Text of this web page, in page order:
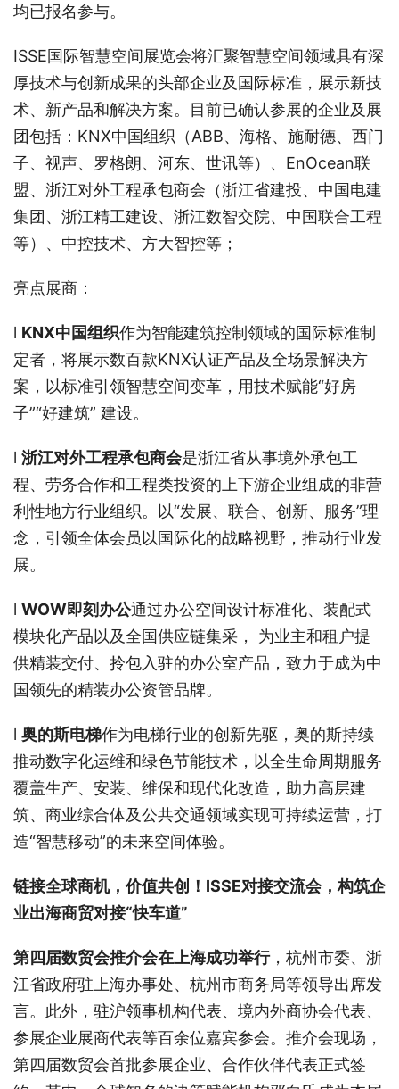
均已报名参与。
ISSE国际智慧空间展览会将汇聚智慧空间领域具有深
厚技术与创新成果的头部企业及国际标准，展示新技
术、新产品和解决方案。目前已确认参展的企业及展
团包括：KNX中国组织（ABB、海格、施耐德、西门
子、视声、罗格朗、河东、世讯等）、EnOcean联
盟、浙江对外工程承包商会（浙江省建投、中国电建
集团、浙江精工建设、浙江数智交院、中国联合工程
等）、中控技术、方大智控等；
亮点展商：
l KNX中国组织作为智能建筑控制领域的国际标准制
定者，将展示数百款KNX认证产品及全场景解决方
案，以标准引领智慧空间变革，用技术赋能“好房
子”“好建筑” 建设。
l 浙江对外工程承包商会是浙江省从事境外承包工
程、劳务合作和工程类投资的上下游企业组成的非营
利性地方行业组织。以“发展、联合、创新、服务”理
念，引领全体会员以国际化的战略视野，推动行业发
展。
l WOW即刻办公通过办公空间设计标准化、装配式
模块化产品以及全国供应链集采， 为业主和租户提
供精装交付、拎包入驻的办公室产品，致力于成为中
国领先的精装办公资管品牌。
l 奥的斯电梯作为电梯行业的创新先驱，奥的斯持续
推动数字化运维和绿色节能技术，以全生命周期服务
覆盖生产、安装、维保和现代化改造，助力高层建
筑、商业综合体及公共交通领域实现可持续运营，打
造“智慧移动”的未来空间体验。
链接全球商机，价值共创！ ISSE对接交流会，构筑企
业出海商贸对接“快车道”
第四届数贸会推介会在上海成功举行，杭州市委、浙
江省政府驻上海办事处、杭州市商务局等领导出席发
言。此外，驻沪领事机构代表、境内外商协会代表、
参展企业展商代表等百余位嘉宾参会。推介会现场，
第四届数贸会首批参展企业、合作伙伴代表正式签